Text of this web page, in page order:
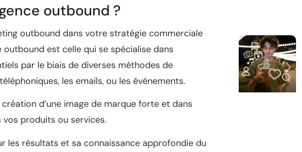
outbound ?
outbound dans votre stratégie commerciale
est celle qui se spécialise dans
par le biais de diverses méthodes de
les emails, ou les événements.
d’une image de marque forte et dans
vos produits ou services.
les résultats et sa connaissance approfondie du